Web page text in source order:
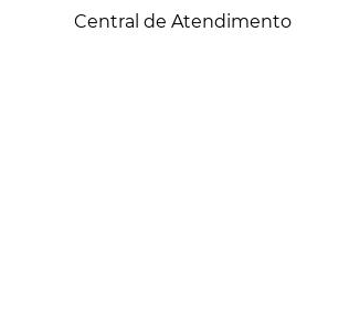
Central de Atendimento